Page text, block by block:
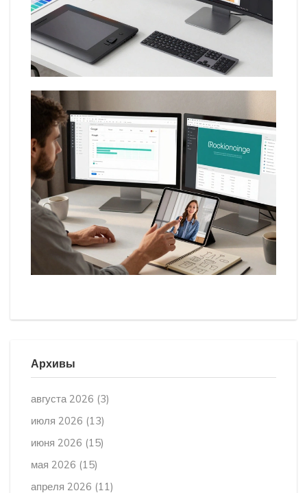
Архивы
августа 2026 (3)
июля 2026 (13)
июня 2026 (15)
мая 2026 (15)
апреля 2026 (11)